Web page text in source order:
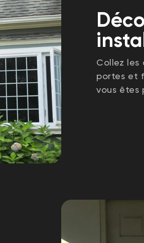
Collez les
portes et
vous êtes